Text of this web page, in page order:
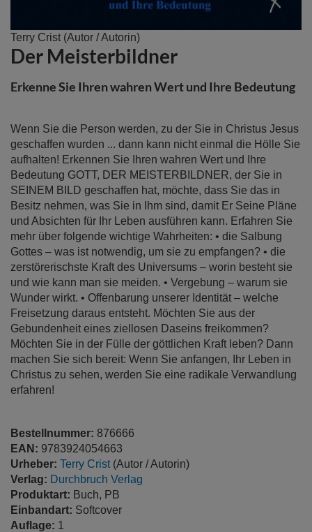
Terry Crist (Autor / Autorin)
Der Meisterbildner
Erkenne Sie Ihren wahren Wert und Ihre Bedeutung
Wenn Sie die Person werden, zu der Sie in Christus Jesus
geschaffen wurden ... dann kann nicht einmal die Hölle Sie
aufhalten! Erkennen Sie Ihren wahren Wert und Ihre
Bedeutung GOTT, DER MEISTERBILDNER, der Sie in
SEINEM BILD geschaffen hat, möchte, dass Sie das in
Besitz nehmen, was Sie in Ihm sind, damit Er Seine Pläne
und Absichten für Ihr Leben ausführen kann. Erfahren Sie
mehr über folgende wichtige Wahrheiten: • die Salbung
Gottes – was ist notwendig, um sie zu empfangen? • die
zerstörerischste Kraft des Universums – worin besteht sie
und wie kann man sie meiden. • Vergebung – warum sie
Wunder wirkt. • Offenbarung unserer Identität – welche
Freisetzung daraus entsteht. Möchten Sie aus der
Gebundenheit eines ziellosen Daseins freikommen?
Möchten Sie in der Fülle der göttlichen Kraft leben? Dann
machen Sie sich bereit: Wenn Sie anfangen, Ihr Leben in
Christus zu sehen, werden Sie eine radikale Verwandlung
erfahren!
Bestellnummer: 876666
EAN: 9783924054663
Urheber: Terry Crist(Autor / Autorin)
Verlag: Durchbruch Verlag
Produktart: Buch, PB
Einbandart: Softcover
Auflage: 1
Zum
Anfang
der
Bildergalerie